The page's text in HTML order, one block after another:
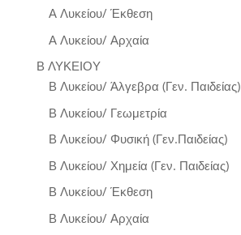
Α Λυκείου/ Έκθεση
Α Λυκείου/ Αρχαία
Β ΛΥΚΕΙΟΥ
Β Λυκείου/ Άλγεβρα (Γεν. Παιδείας)
Β Λυκείου/ Γεωμετρία
Β Λυκείου/ Φυσική (Γεν.Παιδείας)
Β Λυκείου/ Χημεία (Γεν. Παιδείας)
Β Λυκείου/ Έκθεση
Β Λυκείου/ Αρχαία